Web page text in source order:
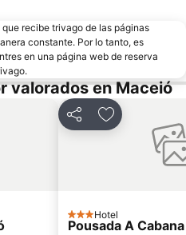
recibe trivago de las páginas
constante. Por lo tanto, es
en una página web de reserva
valorados en Maceió
CompartirAñadir a
3 Estrellas
Hotel
Pousada A Cabana